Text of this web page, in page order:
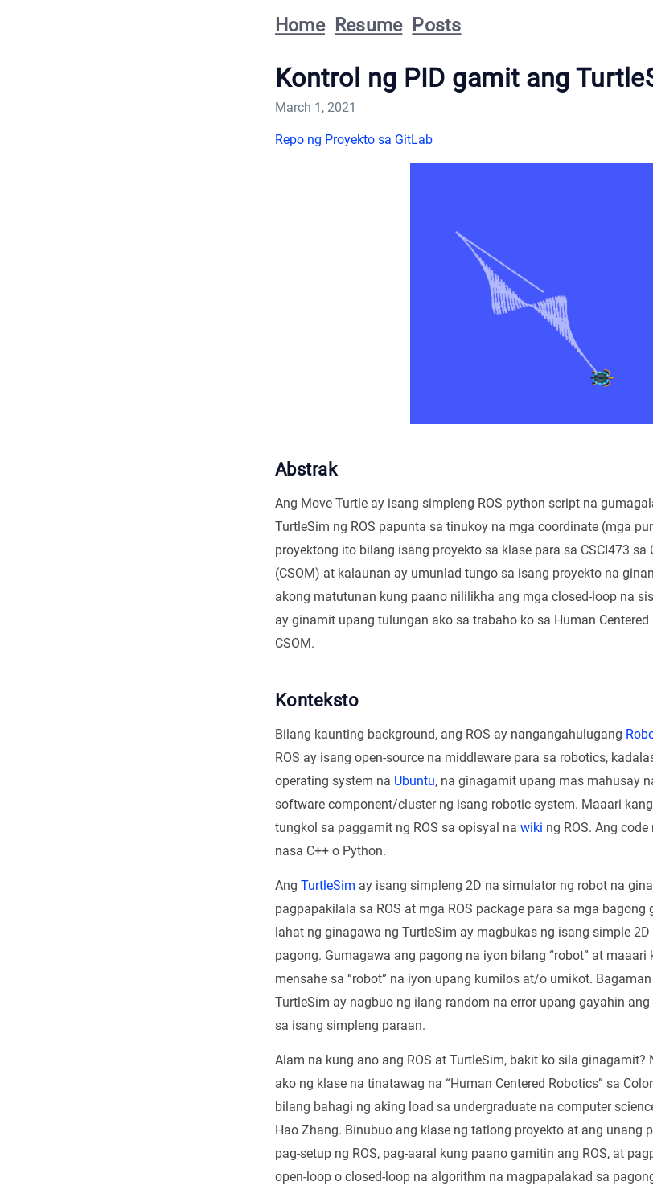
Home Resume Posts
Kontrol ng PID gamit ang
March 1, 2021
Repo ng Proyekto sa GitLab
Abstrak
Ang Move Turtle ay isang simpleng ROS python script na
TurtleSim ng ROS papunta sa tinukoy na mga coordinate (mga
proyektong ito bilang isang proyekto sa klase para sa CSCI473
(CSOM) at kalaunan ay umunlad tungo sa isang proyekto na
akong matutunan kung paano nililikha ang mga closed-loop na
ay ginamit upang tulungan ako sa trabaho ko sa Human Centered
CSOM.
Konteksto
Bilang kaunting background, ang ROS ay nangangahulugang
ROS ay isang open-source na middleware para sa robotics,
operating system na Ubuntu, na ginagamit upang mas mahusay
software component/cluster ng isang robotic system. Maaari
tungkol sa paggamit ng ROS sa opisyal na wiki ng ROS. Ang
nasa C++ o Python.
Ang TurtleSim ay isang simpleng 2D na simulator ng robot na
pagpapakilala sa ROS at mga ROS package para sa mga bagong
lahat ng ginagawa ng TurtleSim ay magbukas ng isang simple
pagong. Gumagawa ang pagong na iyon bilang “robot” at
mensahe sa “robot” na iyon upang kumilos at/o umikot.
TurtleSim ay nagbuo ng ilang random na error upang gayahin
sa isang simpleng paraan.
Alam na kung ano ang ROS at TurtleSim, bakit ko sila ginagamit?
ako ng klase na tinatawag na “Human Centered Robotics” sa
bilang bahagi ng aking load sa undergraduate na computer
Hao Zhang. Binubuo ang klase ng tatlong proyekto at ang unang
pag-setup ng ROS, pag-aaral kung paano gamitin ang ROS, at
open-loop o closed-loop na algorithm na magpapalakad sa